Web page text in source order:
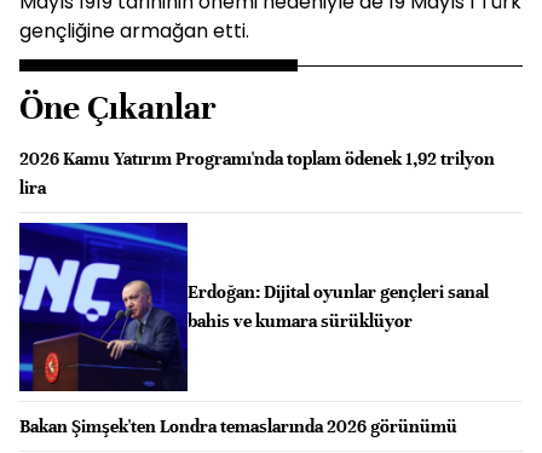
gençliğine armağan etti.
Öne Çıkanlar
2026 Kamu Yatırım Programı'nda toplam ödenek 1,92 trilyon
lira
Erdoğan: Dijital oyunlar gençleri sanal
bahis ve kumara sürüklüyor
Bakan Şimşek'ten Londra temaslarında 2026 görünümü